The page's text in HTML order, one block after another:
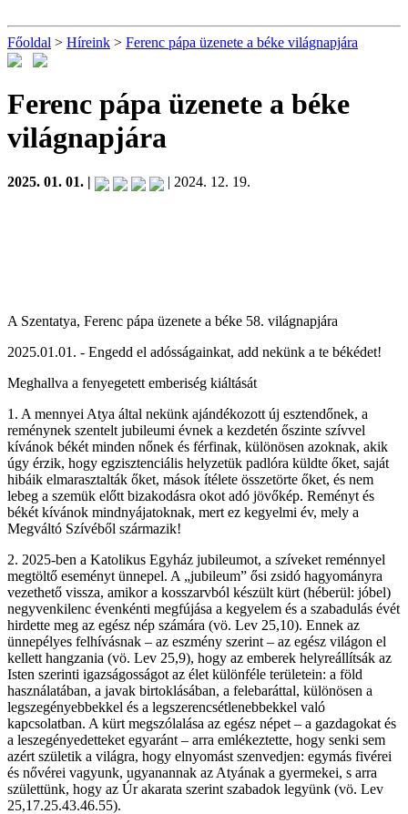
Főoldal > Híreink > Ferenc pápa üzenete a béke világnapjára
Ferenc pápa üzenete a béke
világnapjára
2025. 01. 01. | | 2024. 12. 19.
A Szentatya, Ferenc pápa üzenete a béke 58. világnapjára
2025.01.01. - Engedd el adósságainkat, add nekünk a te békédet!
Meghallva a fenyegetett emberiség kiáltását
1. A mennyei Atya által nekünk ajándékozott új esztendőnek, a
reménynek szentelt jubileumi évnek a kezdetén őszinte szívvel
kívánok békét minden nőnek és férfinak, különösen azoknak, akik
úgy érzik, hogy egzisztenciális helyzetük padlóra küldte őket, saját
hibáik elmarasztalták őket, mások ítélete összetörte őket, és nem
lebeg a szemük előtt bizakodásra okot adó jövőkép. Reményt és
békét kívánok mindnyájatoknak, mert ez kegyelmi év, mely a
Megváltó Szívéből származik!
2. 2025-ben a Katolikus Egyház jubileumot, a szíveket reménnyel
megtöltő eseményt ünnepel. A „jubileum” ősi zsidó hagyományra
vezethető vissza, amikor a kosszarvból készült kürt (héberül: jóbel)
negyvenkilenc évenkénti megfújása a kegyelem és a szabadulás évét
hirdette meg az egész nép számára (vö. Lev 25,10). Ennek az
ünnepélyes felhívásnak – az eszmény szerint – az egész világon el
kellett hangzania (vö. Lev 25,9), hogy az emberek helyreállítsák az
Isten szerinti igazságosságot az élet különféle területein: a föld
használatában, a javak birtoklásában, a felebaráttal, különösen a
legszegényebbekkel és a legszerencsétlenebbekkel való
kapcsolatban. A kürt megszólalása az egész népet – a gazdagokat és
a leszegényedetteket egyaránt – arra emlékeztette, hogy senki sem
azért születik a világra, hogy elnyomást szenvedjen: egymás fivérei
és nővérei vagyunk, ugyanannak az Atyának a gyermekei, s arra
születtünk, hogy az Úr akarata szerint szabadok legyünk (vö. Lev
25,17.25.43.46.55).